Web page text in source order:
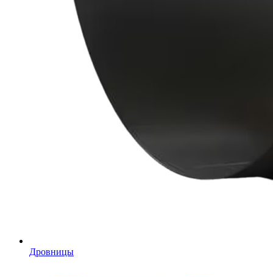
Дровницы